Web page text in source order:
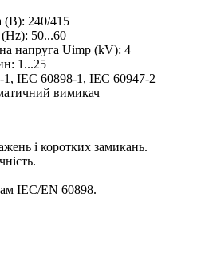
(В): 240/415
(Hz): 50...60
напруга Uimp (kV): 4
1...25
IEC 60898-1, IEC 60947-2
вимикач
і коротких замикань.
IEC/EN 60898.